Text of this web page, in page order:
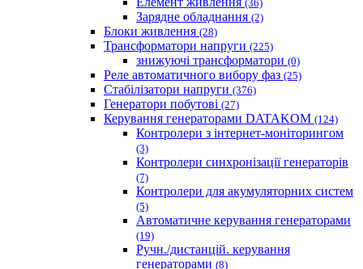
(36)
Зарядне обладнання (2)
Блоки живлення (28)
Трансформатори напруги (225)
знижуючі трансформатори (0)
Реле автоматичного вибору фаз (25)
Стабілізатори напруги (376)
Генератори побутові (27)
Керування генераторами DATAKOM (124)
Контролери з інтернет-моніторингом
(3)
Контролери синхронізації генераторів
(7)
Контролери для акумуляторних систем
(5)
Автоматичне керування генераторами
(19)
Ручн./дистанцій. керування
генераторами (8)